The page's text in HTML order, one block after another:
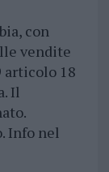
con
vendite
18
Il
Info nel